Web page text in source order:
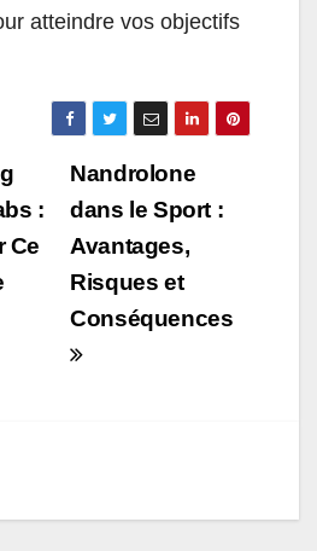
atteindre vos objectifs
Nandrolone
dans le Sport :
Avantages,
Risques et
Conséquences
:
Ce